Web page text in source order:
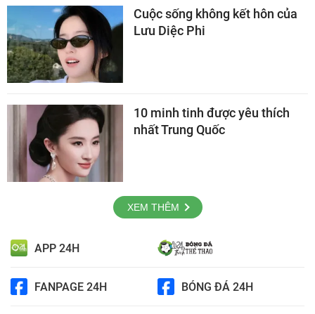
Cuộc sống không kết hôn của
Lưu Diệc Phi
10 minh tinh được yêu thích
nhất Trung Quốc
XEM THÊM
APP 24H
FANPAGE 24H BÓNG ĐÁ 24H